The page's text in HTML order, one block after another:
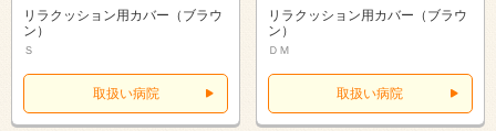
リラクッション用カバー（ブラウ
ン）
Ｓ
取扱い病院
リラクッション用カバー（ブラウ
ン）
ＤＭ
取扱い病院